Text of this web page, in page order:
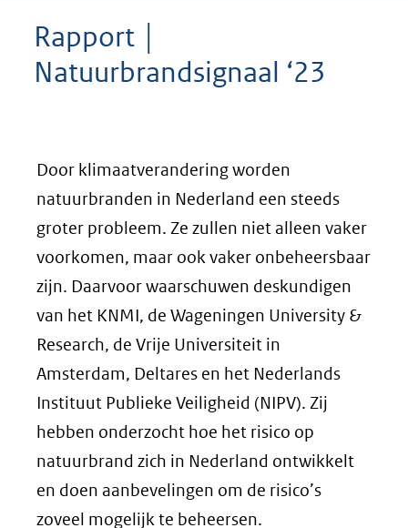
Rapport │
Natuurbrandsignaal ‘23
Door klimaatverandering worden
natuurbranden in Nederland een steeds
groter probleem. Ze zullen niet alleen vaker
voorkomen, maar ook vaker onbeheersbaar
zijn. Daarvoor waarschuwen deskundigen
van het KNMI, de Wageningen University &
Research, de Vrije Universiteit in
Amsterdam, Deltares en het Nederlands
Instituut Publieke Veiligheid (NIPV). Zij
hebben onderzocht hoe het risico op
natuurbrand zich in Nederland ontwikkelt
en doen aanbevelingen om de risico’s
zoveel mogelijk te beheersen.